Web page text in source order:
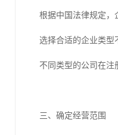
根据中国法律规定，
选择合适的企业类型
不同类型的公司在注
三、确定经营范围